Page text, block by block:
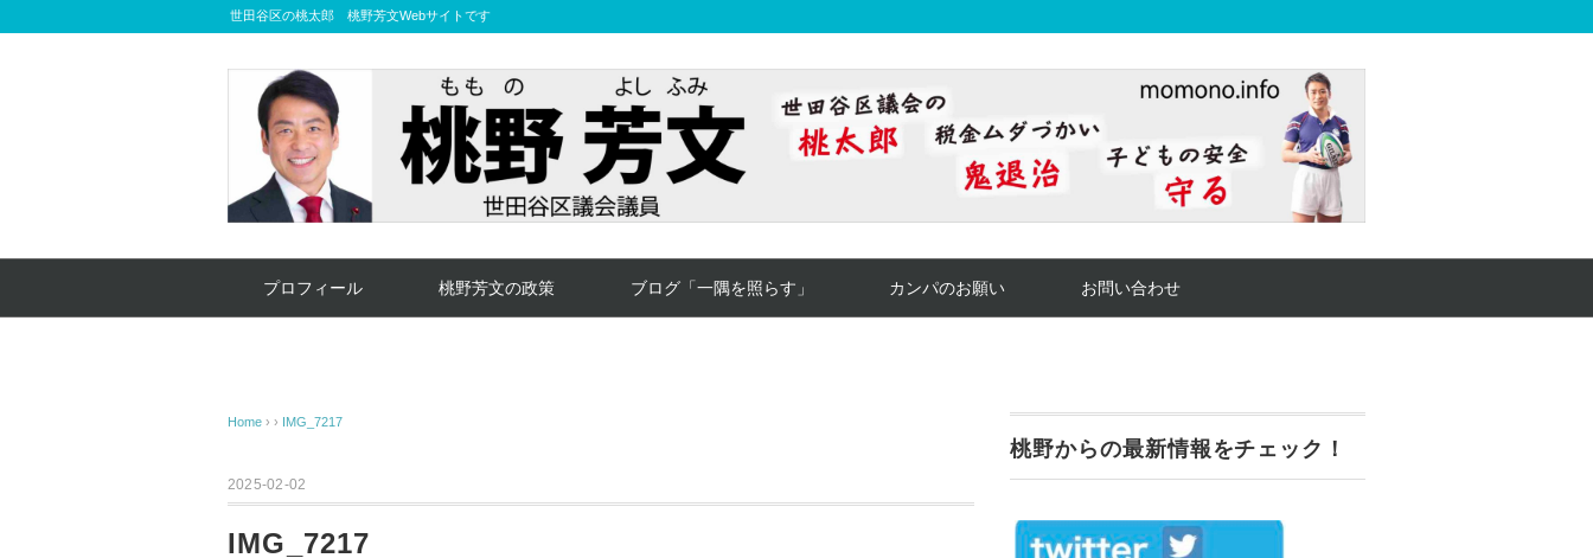
世田谷区の桃太郎 桃野芳文Webサイトです
プロフィール 桃野芳文の政策 ブログ「一隅を照らす」 カンパのお願い お問い合わせ
Home › › IMG_7217
2025-02-02
IMG_7217
桃野からの最新情報をチェック！